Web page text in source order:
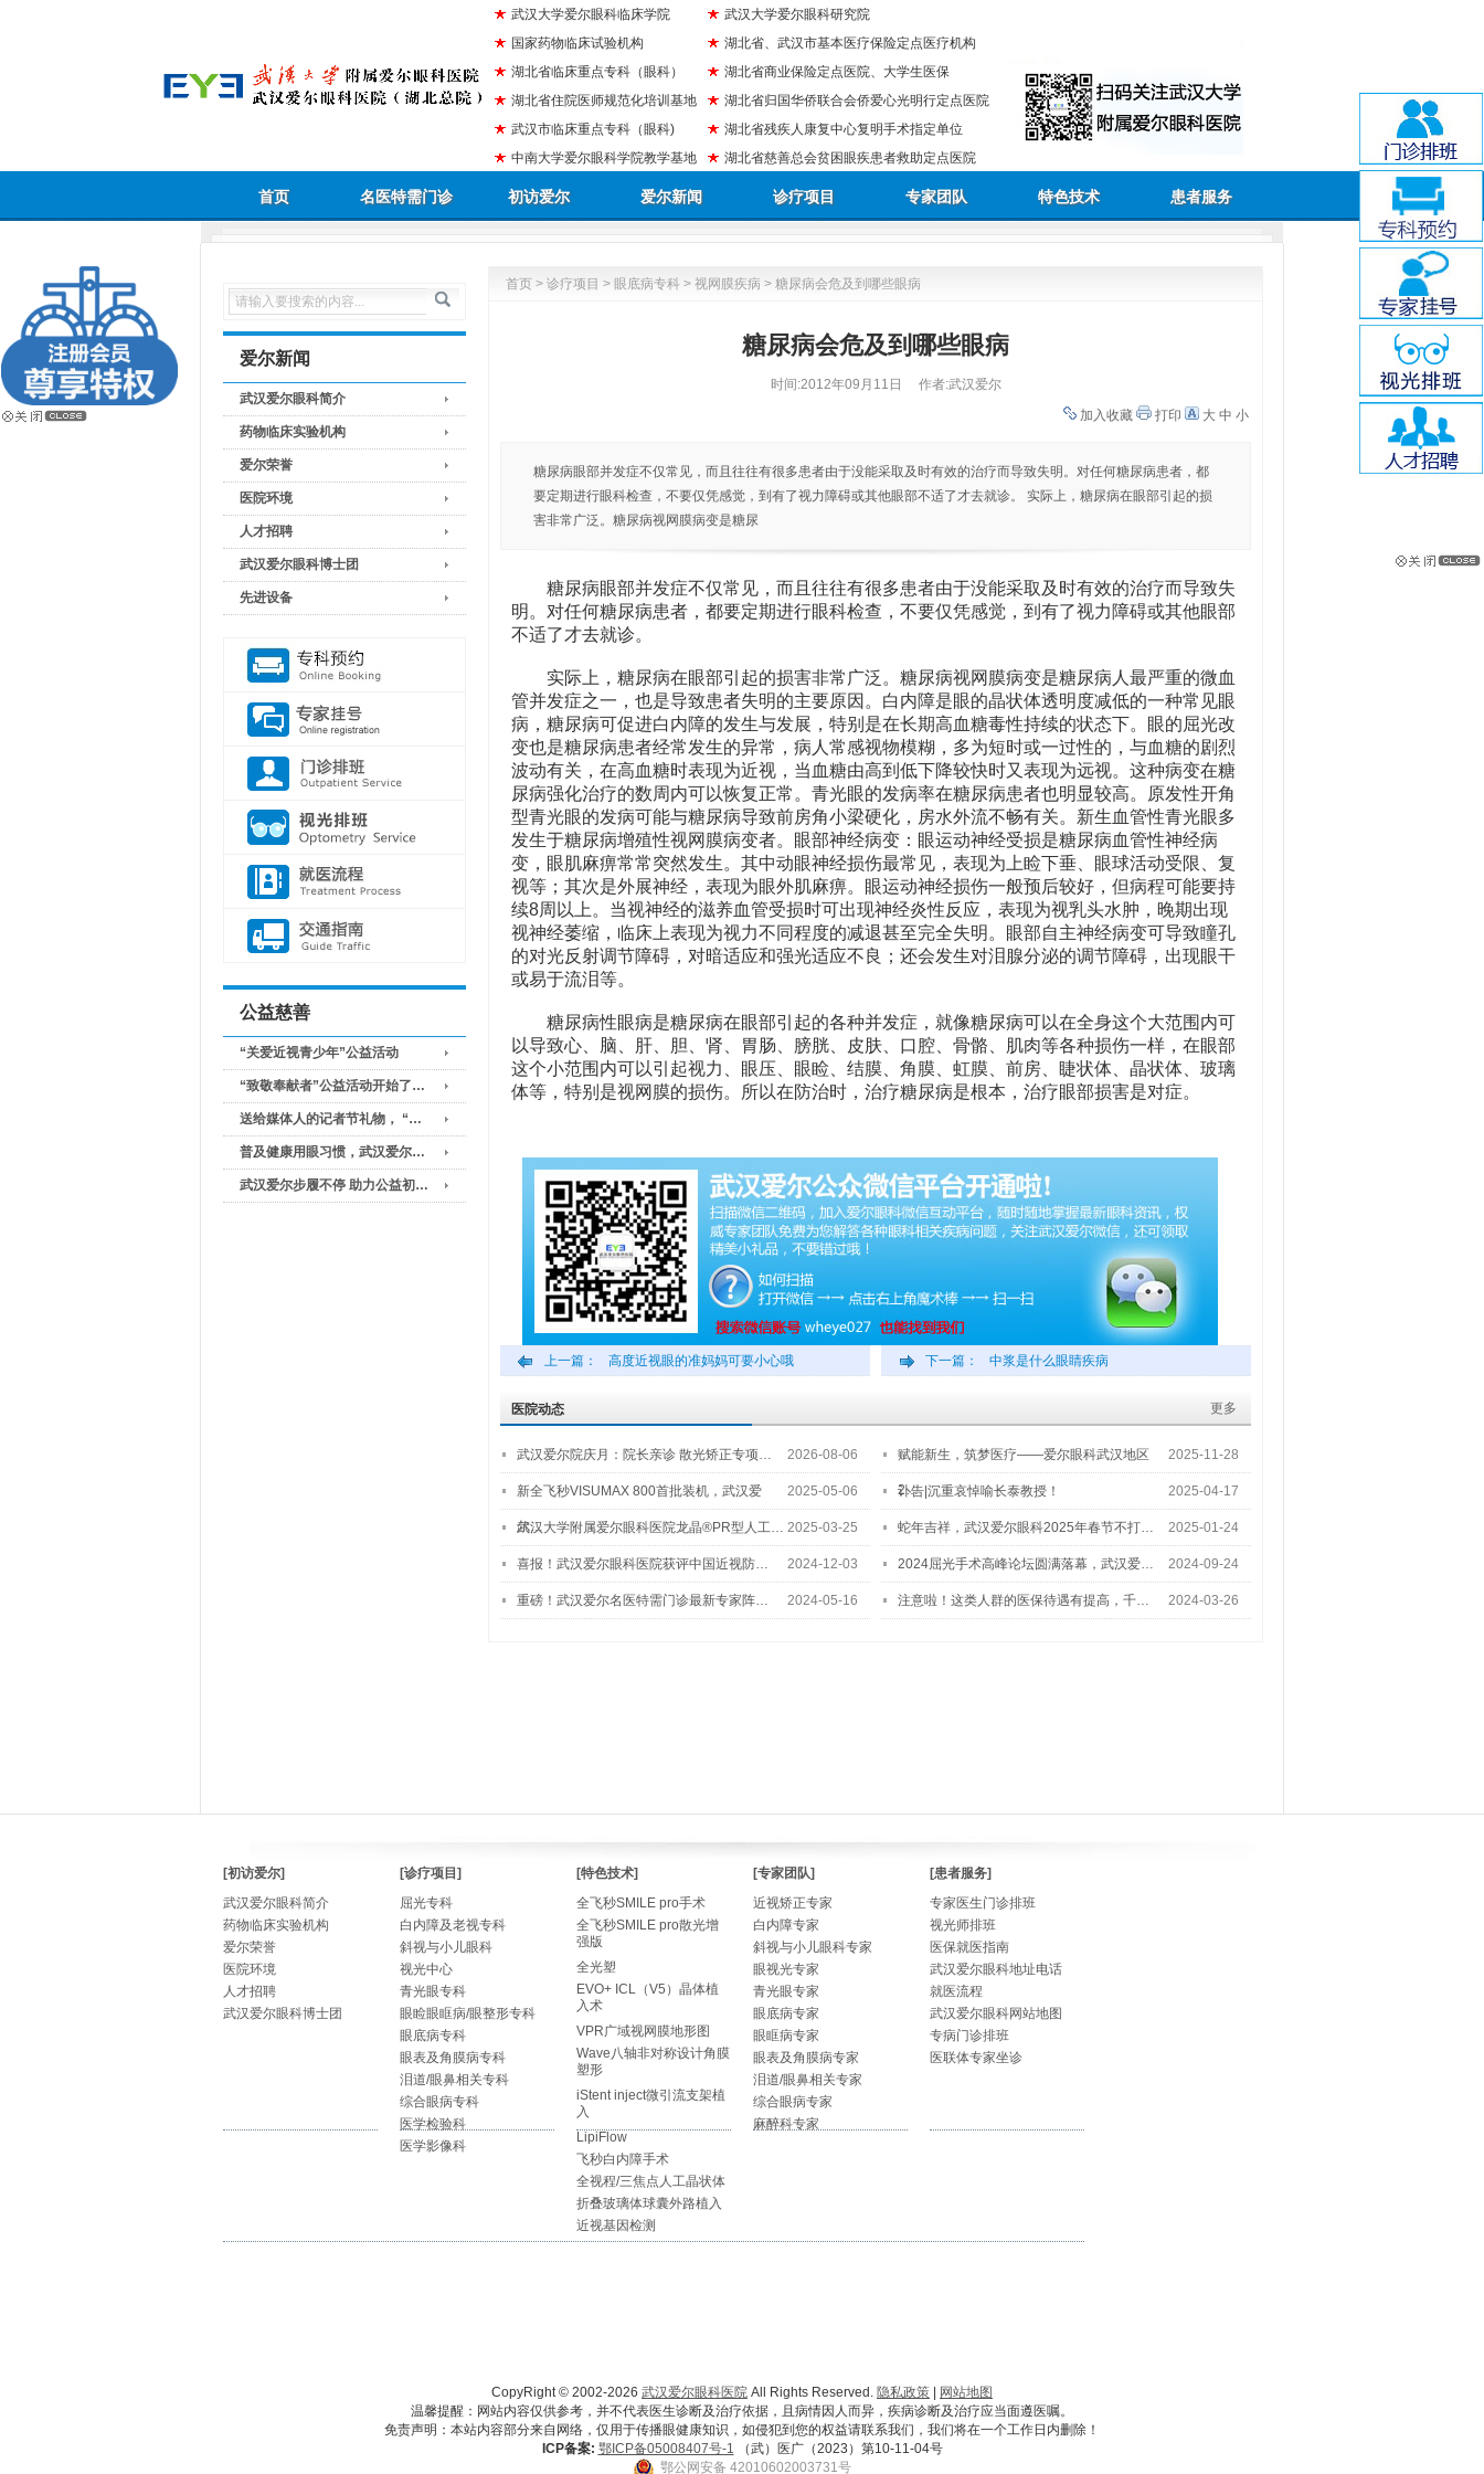
武汉大学爱尔眼科临床学院
国家药物临床试验机构
湖北省临床重点专科（眼科）
湖北省住院医师规范化培训基地
武汉市临床重点专科（眼科)
中南大学爱尔眼科学院教学基地
武汉大学爱尔眼科研究院
湖北省、武汉市基本医疗保险定点医疗机构
湖北省商业保险定点医院、大学生医保
湖北省归国华侨联合会侨爱心光明行定点医院
湖北省残疾人康复中心复明手术指定单位
湖北省慈善总会贫困眼疾患者救助定点医院
首页 名医特需门诊 初访爱尔 爱尔新闻 诊疗项目 专家团队 特色技术 患者服务
爱尔新闻
武汉爱尔眼科简介
药物临床实验机构
爱尔荣誉
医院环境
人才招聘
武汉爱尔眼科博士团
先进设备
公益慈善
“关爱近视青少年”公益活动
“致敬奉献者”公益活动开始了…
送给媒体人的记者节礼物， “…
普及健康用眼习惯，武汉爱尔…
武汉爱尔步履不停 助力公益初…
首页 > 诊疗项目 > 眼底病专科 > 视网膜疾病 > 糖尿病会危及到哪些眼病
糖尿病会危及到哪些眼病
时间:2012年09月11日
作者:武汉爱尔
加入收藏
打印 大 中 小
糖尿病眼部并发症不仅常见，而且往往有很多患者由于没能采取及时有效的治疗而导致失明。对任何糖尿病患者，都
要定期进行眼科检查，不要仅凭感觉，到有了视力障碍或其他眼部不适了才去就诊。 实际上，糖尿病在眼部引起的损
害非常广泛。糖尿病视网膜病变是糖尿
糖尿病眼部并发症不仅常见，而且往往有很多患者由于没能采取及时有效的治疗而导致失
明。对任何糖尿病患者，都要定期进行眼科检查，不要仅凭感觉，到有了视力障碍或其他眼部
不适了才去就诊。
实际上，糖尿病在眼部引起的损害非常广泛。糖尿病视网膜病变是糖尿病人最严重的微血
管并发症之一，也是导致患者失明的主要原因。白内障是眼的晶状体透明度减低的一种常见眼
病，糖尿病可促进白内障的发生与发展，特别是在长期高血糖毒性持续的状态下。眼的屈光改
变也是糖尿病患者经常发生的异常，病人常感视物模糊，多为短时或一过性的，与血糖的剧烈
波动有关，在高血糖时表现为近视，当血糖由高到低下降较快时又表现为远视。这种病变在糖
尿病强化治疗的数周内可以恢复正常。青光眼的发病率在糖尿病患者也明显较高。原发性开角
型青光眼的发病可能与糖尿病导致前房角小梁硬化，房水外流不畅有关。新生血管性青光眼多
发生于糖尿病增殖性视网膜病变者。眼部神经病变：眼运动神经受损是糖尿病血管性神经病
变，眼肌麻痹常常突然发生。其中动眼神经损伤最常见，表现为上睑下垂、眼球活动受限、复
视等；其次是外展神经，表现为眼外肌麻痹。眼运动神经损伤一般预后较好，但病程可能要持
续8周以上。当视神经的滋养血管受损时可出现神经炎性反应，表现为视乳头水肿，晚期出现
视神经萎缩，临床上表现为视力不同程度的减退甚至完全失明。眼部自主神经病变可导致瞳孔
的对光反射调节障碍，对暗适应和强光适应不良；还会发生对泪腺分泌的调节障碍，出现眼干
或易于流泪等。
糖尿病性眼病是糖尿病在眼部引起的各种并发症，就像糖尿病可以在全身这个大范围内可
以导致心、脑、肝、胆、肾、胃肠、膀胱、皮肤、口腔、骨骼、肌肉等各种损伤一样，在眼部
这个小范围内可以引起视力、眼压、眼睑、结膜、角膜、虹膜、前房、睫状体、晶状体、玻璃
体等，特别是视网膜的损伤。所以在防治时，治疗糖尿病是根本，治疗眼部损害是对症。
上一篇： 高度近视眼的准妈妈可要小心哦 下一篇： 中浆是什么眼睛疾病
更多
医院动态
武汉爱尔院庆月：院长亲诊 散光矫正专项… 2026-08-06 赋能新生，筑梦医疗——爱尔眼科武汉地区
2…
2025-11-28
新全飞秒VISUMAX 800首批装机，武汉爱
尔…
2025-05-06 讣告|沉重哀悼喻长泰教授！ 2025-04-17
武汉大学附属爱尔眼科医院龙晶®PR型人工… 2025-03-25 蛇年吉祥，武汉爱尔眼科2025年春节不打… 2025-01-24
喜报！武汉爱尔眼科医院获评中国近视防… 2024-12-03 2024屈光手术高峰论坛圆满落幕，武汉爱… 2024-09-24
重磅！武汉爱尔名医特需门诊最新专家阵… 2024-05-16 注意啦！这类人群的医保待遇有提高，千… 2024-03-26
[初访爱尔]
武汉爱尔眼科简介
药物临床实验机构
爱尔荣誉
医院环境
人才招聘
武汉爱尔眼科博士团
[诊疗项目]
屈光专科
白内障及老视专科
斜视与小儿眼科
视光中心
青光眼专科
眼睑眼眶病/眼整形专科
眼底病专科
眼表及角膜病专科
泪道/眼鼻相关专科
综合眼病专科
医学检验科
医学影像科
[特色技术]
全飞秒SMILE pro手术
全飞秒SMILE pro散光增
强版
全光塑
EVO+ ICL（V5）晶体植
入术
VPR广域视网膜地形图
Wave八轴非对称设计角膜
塑形
iStent inject微引流支架植
入
LipiFlow
飞秒白内障手术
全视程/三焦点人工晶状体
折叠玻璃体球囊外路植入
近视基因检测
[专家团队]
近视矫正专家
白内障专家
斜视与小儿眼科专家
眼视光专家
青光眼专家
眼底病专家
眼眶病专家
眼表及角膜病专家
泪道/眼鼻相关专家
综合眼病专家
麻醉科专家
[患者服务]
专家医生门诊排班
视光师排班
医保就医指南
武汉爱尔眼科地址电话
就医流程
武汉爱尔眼科网站地图
专病门诊排班
医联体专家坐诊
CopyRight © 2002-2026 武汉爱尔眼科医院 All Rights Reserved. 隐私政策
网站地图
温馨提醒：网站内容仅供参考，并不代表医生诊断及治疗依据，且病情因人而异，疾病诊断及治疗应当面遵医嘱。
免责声明：本站内容部分来自网络，仅用于传播眼健康知识，如侵犯到您的权益请联系我们，我们将在一个工作日内删除！
ICP备案: 鄂ICP备05008407号-1 （武）医广（2023）第10-11-04号
鄂公网安备 42010602003731号